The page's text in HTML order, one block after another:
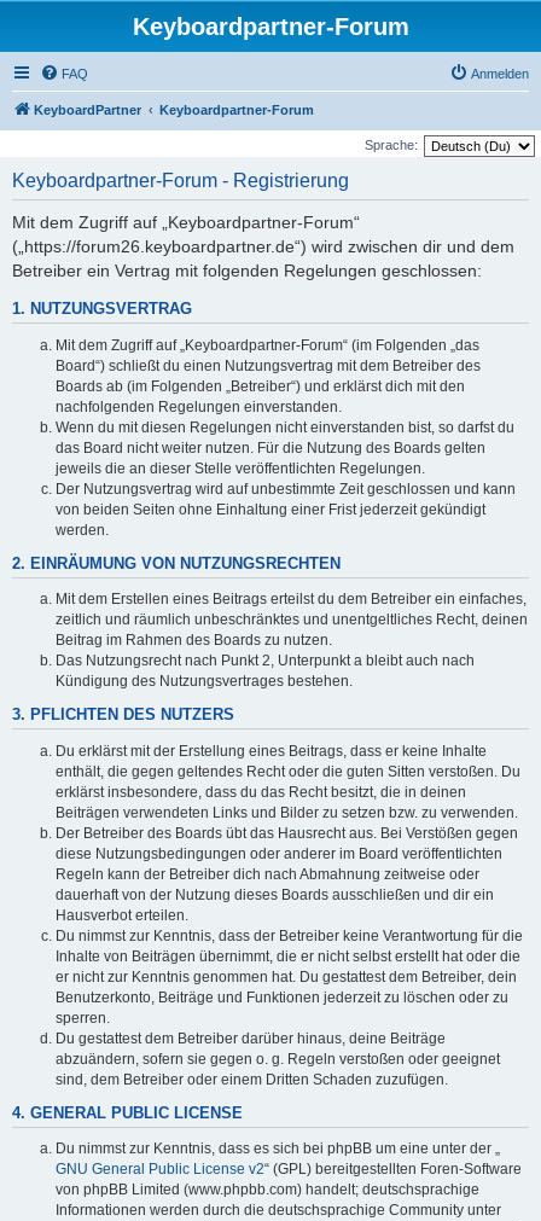
Keyboardpartner-Forum
FAQ Anmelden
KeyboardPartner Keyboardpartner-Forum
Sprache:
Keyboardpartner-Forum - Registrierung
Mit dem Zugriff auf „Keyboardpartner-Forum“
(„https://forum26.keyboardpartner.de“) wird zwischen dir und dem
Betreiber ein Vertrag mit folgenden Regelungen geschlossen:
1. NUTZUNGSVERTRAG
Mit dem Zugriff auf „Keyboardpartner-Forum“ (im Folgenden „das
Board“) schließt du einen Nutzungsvertrag mit dem Betreiber des
Boards ab (im Folgenden „Betreiber“) und erklärst dich mit den
nachfolgenden Regelungen einverstanden.
Wenn du mit diesen Regelungen nicht einverstanden bist, so darfst du
das Board nicht weiter nutzen. Für die Nutzung des Boards gelten
jeweils die an dieser Stelle veröffentlichten Regelungen.
Der Nutzungsvertrag wird auf unbestimmte Zeit geschlossen und kann
von beiden Seiten ohne Einhaltung einer Frist jederzeit gekündigt
werden.
2. EINRÄUMUNG VON NUTZUNGSRECHTEN
Mit dem Erstellen eines Beitrags erteilst du dem Betreiber ein einfaches,
zeitlich und räumlich unbeschränktes und unentgeltliches Recht, deinen
Beitrag im Rahmen des Boards zu nutzen.
Das Nutzungsrecht nach Punkt 2, Unterpunkt a bleibt auch nach
Kündigung des Nutzungsvertrages bestehen.
3. PFLICHTEN DES NUTZERS
Du erklärst mit der Erstellung eines Beitrags, dass er keine Inhalte
enthält, die gegen geltendes Recht oder die guten Sitten verstoßen. Du
erklärst insbesondere, dass du das Recht besitzt, die in deinen
Beiträgen verwendeten Links und Bilder zu setzen bzw. zu verwenden.
Der Betreiber des Boards übt das Hausrecht aus. Bei Verstößen gegen
diese Nutzungsbedingungen oder anderer im Board veröffentlichten
Regeln kann der Betreiber dich nach Abmahnung zeitweise oder
dauerhaft von der Nutzung dieses Boards ausschließen und dir ein
Hausverbot erteilen.
Du nimmst zur Kenntnis, dass der Betreiber keine Verantwortung für die
Inhalte von Beiträgen übernimmt, die er nicht selbst erstellt hat oder die
er nicht zur Kenntnis genommen hat. Du gestattest dem Betreiber, dein
Benutzerkonto, Beiträge und Funktionen jederzeit zu löschen oder zu
sperren.
Du gestattest dem Betreiber darüber hinaus, deine Beiträge
abzuändern, sofern sie gegen o. g. Regeln verstoßen oder geeignet
sind, dem Betreiber oder einem Dritten Schaden zuzufügen.
4. GENERAL PUBLIC LICENSE
Du nimmst zur Kenntnis, dass es sich bei phpBB um eine unter der „
GNU General Public License v2“ (GPL) bereitgestellten Foren-Software
von phpBB Limited (www.phpbb.com) handelt; deutschsprachige
Informationen werden durch die deutschsprachige Community unter